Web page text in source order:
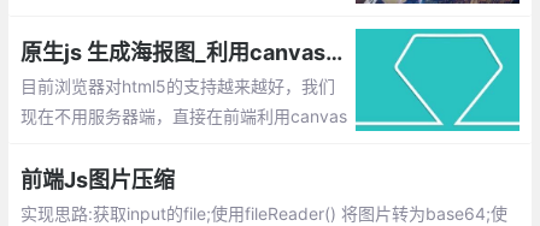
身份证号码。由于很多用户用手机拍摄的照
片
原生js 生成海报图_利用canvas合成图片的实现方法
目前浏览器对html5的支持越来越好，我们
现在不用服务器端，直接在前端利用canvas
何通过原生js 来生成海报图
前端Js图片压缩
实现思路:获取input的file;使用fileReader() 将图片转为base64;使